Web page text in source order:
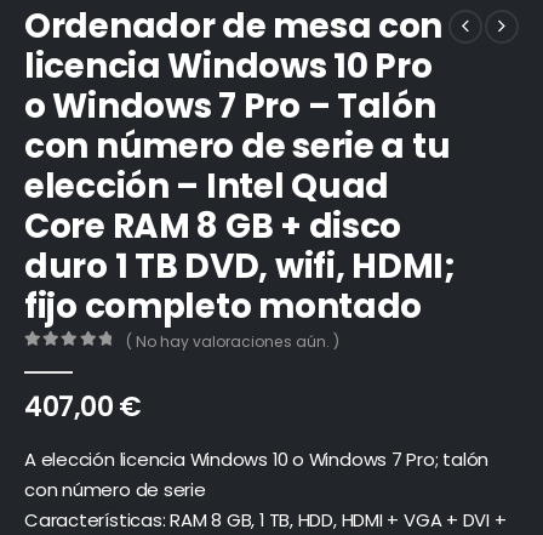
Ordenador de mesa con
licencia Windows 10 Pro
o Windows 7 Pro – Talón
con número de serie a tu
elección – Intel Quad
Core RAM 8 GB + disco
duro 1 TB DVD, wifi, HDMI;
fijo completo montado
( No hay valoraciones aún. )
407,00€
A elección licencia Windows 10 o Windows 7 Pro; talón
con número de serie
Características: RAM 8 GB, 1 TB, HDD, HDMI + VGA + DVI +